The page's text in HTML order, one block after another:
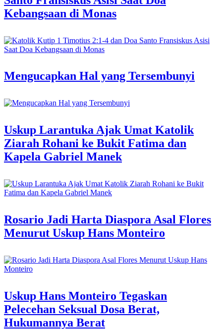
Kebangsaan di Monas
Mengucapkan Hal yang Tersembunyi
Uskup Larantuka Ajak Umat Katolik
Ziarah Rohani ke Bukit Fatima dan
Kapela Gabriel Manek
Rosario Jadi Harta Diaspora Asal Flores
Menurut Uskup Hans Monteiro
Uskup Hans Monteiro Tegaskan
Pelecehan Seksual Dosa Berat,
Hukumannya Berat